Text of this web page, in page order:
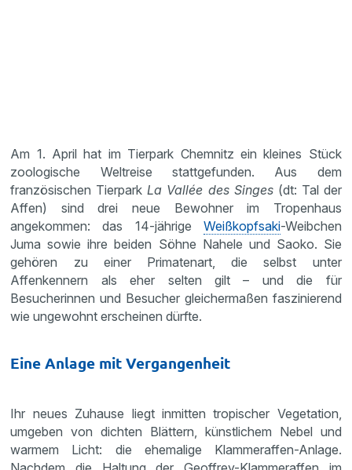
Am 1. April hat im Tierpark Chemnitz ein kleines Stück
zoologische Weltreise stattgefunden. Aus dem
französischen TierparkLa Vallée des Singes(dt: Tal der
Affen) sind drei neue Bewohner im Tropenhaus
angekommen: das 14-jährige Weißkopfsaki-Weibchen
Juma sowie ihre beiden Söhne Nahele und Saoko. Sie
gehören zu einer Primatenart, die selbst unter
Affenkennern als eher selten gilt – und die für
Besucherinnen und Besucher gleichermaßen faszinierend
wie ungewohnt erscheinen dürfte.
Eine Anlage mit Vergangenheit
Ihr neues Zuhause liegt inmitten tropischer Vegetation,
umgeben von dichten Blättern, künstlichem Nebel und
warmem Licht: die ehemalige Klammeraffen-Anlage.